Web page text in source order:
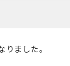
ました。